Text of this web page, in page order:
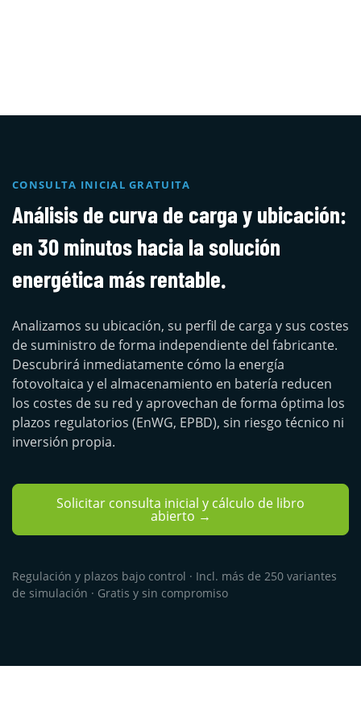
CONSULTA INICIAL GRATUITA
Análisis de curva de carga y ubicación:
en 30 minutos hacia la solución
energética más rentable.
Analizamos su ubicación, su perfil de carga y sus costes
de suministro de forma independiente del fabricante.
Descubrirá inmediatamente cómo la energía
fotovoltaica y el almacenamiento en batería reducen
los costes de su red y aprovechan de forma óptima los
plazos regulatorios (EnWG, EPBD), sin riesgo técnico ni
inversión propia.
Solicitar consulta inicial y cálculo de libro
abierto →
Regulación y plazos bajo control · Incl. más de 250 variantes
de simulación · Gratis y sin compromiso